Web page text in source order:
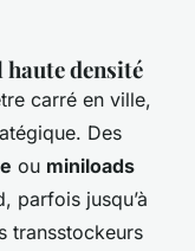
haute densité
carré en ville,
Des
ou miniloads
parfois jusqu’à
transstockeurs